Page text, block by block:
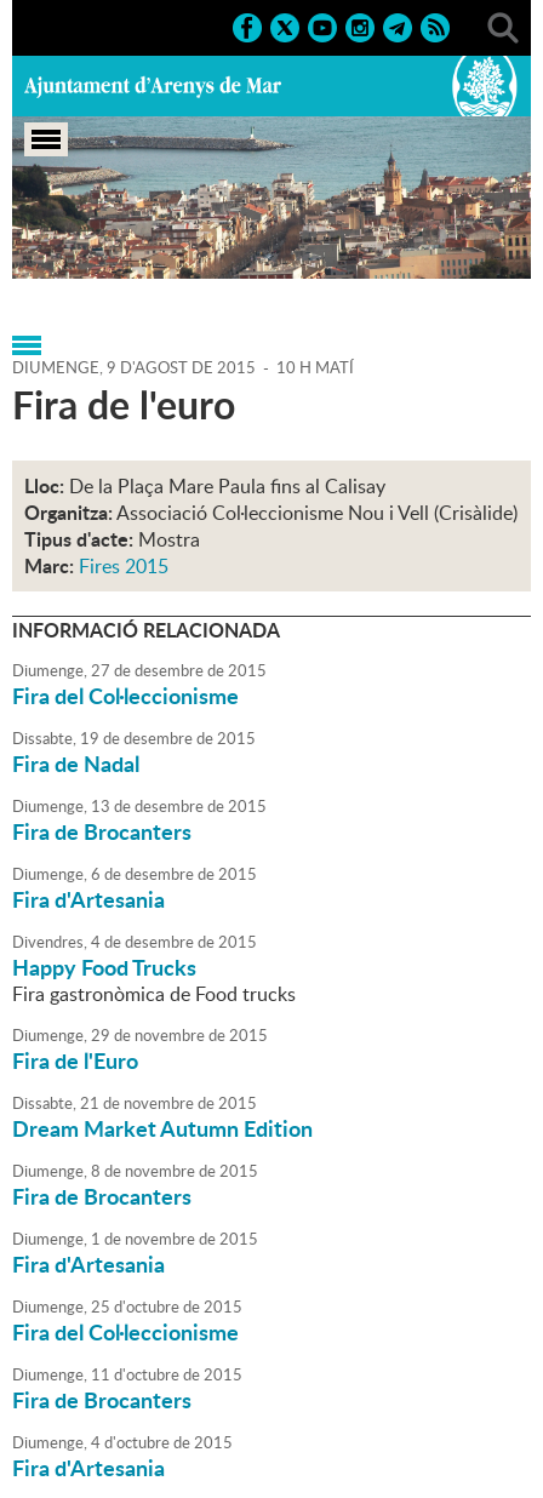
Portada > Agenda > 09-08-
2015 > Marcs > Població > 2015 > Fires 2015
DIUMENGE,9 D'AGOST DE 2015 - 10 H MATÍ
Fira de l'euro
Lloc: De la Plaça Mare Paula fins al Calisay
Organitza:Associació Col·leccionisme Nou i Vell (Crisàlide)
Tipus d'acte: Mostra
Marc: Fires 2015
INFORMACIÓ RELACIONADA
Diumenge,27 dedesembrede2015
Fira del Col·leccionisme
Dissabte, 19 dedesembrede2015
Fira de Nadal
Diumenge, 13 dedesembrede2015
Fira de Brocanters
Diumenge,6 dedesembrede2015
Fira d'Artesania
Divendres,4dedesembrede2015
Happy Food Trucks
Fira gastronòmica de Food trucks
Diumenge,29 de novembrede2015
Fira de l'Euro
Dissabte,21 de novembrede2015
Dream Market Autumn Edition
Diumenge,8 de novembrede2015
Fira de Brocanters
Diumenge, 1 de novembrede2015
Fira d'Artesania
Diumenge,25 d'octubrede2015
Fira del Col·leccionisme
Diumenge, 11 d'octubrede2015
Fira de Brocanters
Diumenge,4d'octubrede2015
Fira d'Artesania